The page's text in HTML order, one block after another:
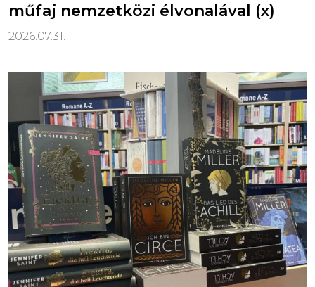
műfaj nemzetközi élvonalával (x)
2026.07.31.